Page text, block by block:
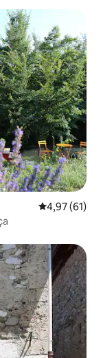
4,97 de uma
4,97 (61)